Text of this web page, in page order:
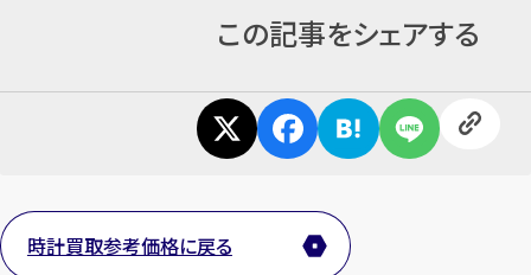
この記事をシェアする
時計買取参考価格に戻る